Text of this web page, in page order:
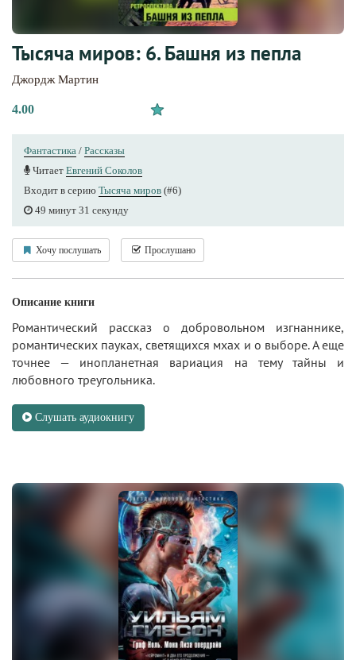
Тысяча миров: 6. Башня из пепла
Джордж Мартин
4.00
Фантастика / Рассказы
Читает Евгений Соколов
Входит в серию Тысяча миров (#6)
49 минут 31 секунду
Хочу послушать Прослушано
Описание книги
Романтический рассказ о добровольном изгнаннике,
романтических пауках, светящихся мхах и о выборе. А еще
точнее — инопланетная вариация на тему тайны и
любовного треугольника.
Слушать аудиокнигу